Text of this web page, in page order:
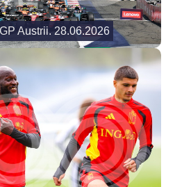
Austrii. 28.06.2026